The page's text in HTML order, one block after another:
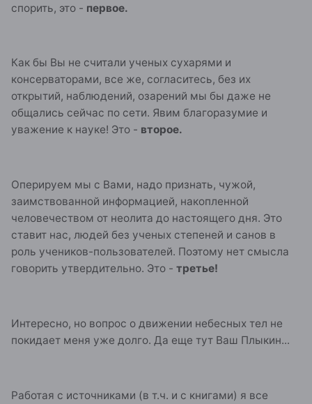
спорить, это - первое.
Как бы Вы не считали ученых сухарями и
консерваторами, все же, согласитесь, без их
открытий, наблюдений, озарений мы бы даже не
общались сейчас по сети. Явим благоразумие и
уважение к науке! Это - второе.
Оперируем мы с Вами, надо признать, чужой,
заимствованной информацией, накопленной
человечеством от неолита до настоящего дня. Это
ставит нас, людей без ученых степеней и санов в
роль учеников-пользователей. Поэтому нет смысла
говорить утвердительно. Это - третье!
Интересно, но вопрос о движении небесных тел не
покидает меня уже долго. Да еще тут Ваш Плыкин...
Работая с источниками (в т.ч. и с книгами) я все